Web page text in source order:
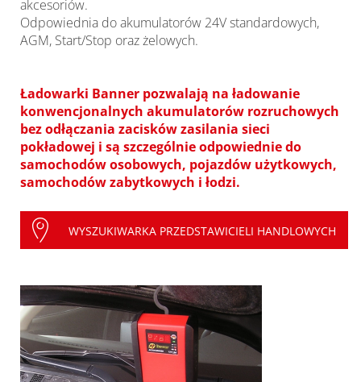
akcesoriów.
Odpowiednia do akumulatorów 24V standardowych,
AGM, Start/Stop oraz żelowych.
Ładowarki Banner pozwalają na ładowanie
konwencjonalnych akumulatorów rozruchowych
bez odłączania zacisków zasilania sieci
pokładowej i są szczególnie odpowiednie do
samochodów osobowych, pojazdów użytkowych,
samochodów zabytkowych i łodzi.
WYSZUKIWARKA PRZEDSTAWICIELI HANDLOWYCH